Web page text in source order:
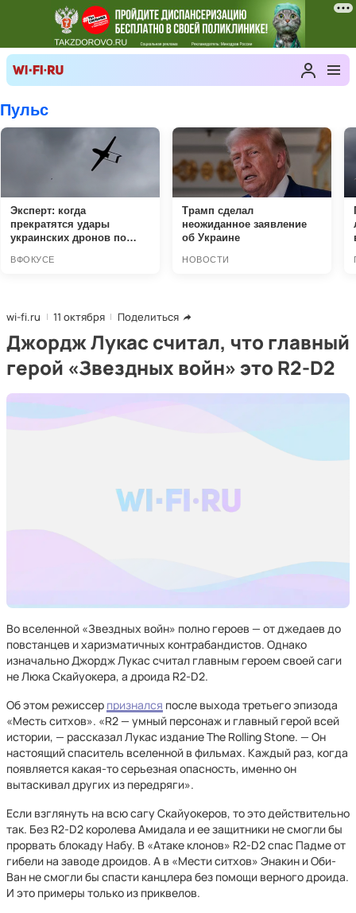
wi-fi.ru 11 октября Поделиться
Джордж Лукас считал, что главный
герой «Звездных войн» это R2-D2
Во вселенной «Звездных войн» полно героев — от джедаев до
повстанцев и харизматичных контрабандистов. Однако
изначально Джордж Лукас считал главным героем своей саги
не Люка Скайуокера, а дроида R2-D2.
Об этом режиссер признался после выхода третьего эпизода
«Месть ситхов». «R2 — умный персонаж и главный герой всей
истории, — рассказал Лукас издание The Rolling Stone. — Он
настоящий спаситель вселенной в фильмах. Каждый раз, когда
появляется какая-то серьезная опасность, именно он
вытаскивал других из передряги».
Если взглянуть на всю сагу Скайуокеров, то это действительно
так. Без R2-D2 королева Амидала и ее защитники не смогли бы
прорвать блокаду Набу. В «Атаке клонов» R2-D2 спас Падме от
гибели на заводе дроидов. А в «Мести ситхов» Энакин и Оби-
Ван не смогли бы спасти канцлера без помощи верного дроида.
И это примеры только из приквелов.